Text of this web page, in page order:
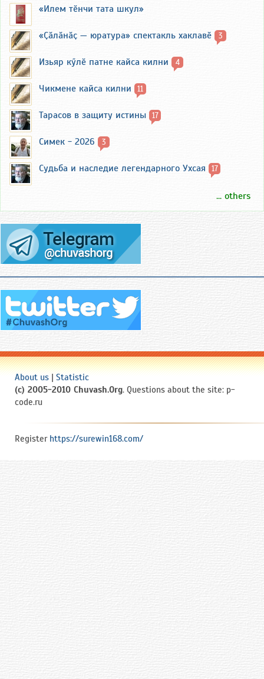
«Илем тӗнчи тата шкул»
«Ҫӑлӑнӑҫ — юратура» спектакль хаклавӗ 3
Изьяр кӳлӗ патне кайса килни 4
Чикмене кайса килни 11
Тарасов в защиту истины 17
Симек - 2026 3
Судьба и наследие легендарного Ухсая 17
... others
About us | Statistic
(c) 2005-2010 Chuvash.Org. Questions about the site: p-
code.ru
Register https://surewin168.com/